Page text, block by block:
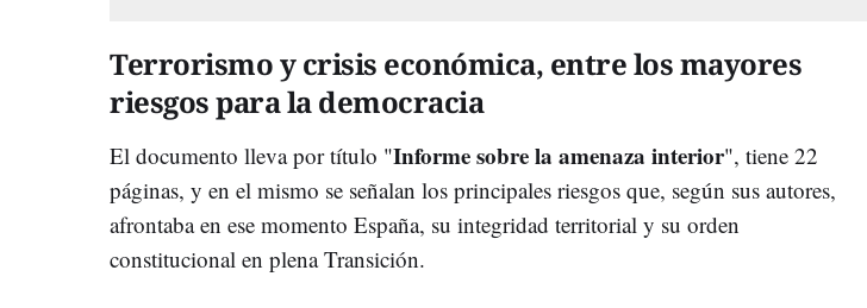
Terrorismo y crisis económica, entre los mayores
riesgos para la democracia
El documento lleva por título "Informe sobre la amenaza interior", tiene 22
páginas, y en el mismo se señalan los principales riesgos que, según sus autores,
afrontaba en ese momento España, su integridad territorial y su orden
constitucional en plena Transición.